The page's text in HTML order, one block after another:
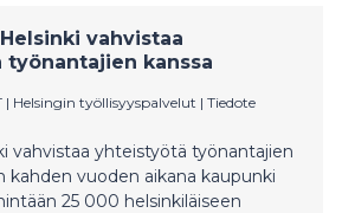
vahvistaa
kanssa
| Helsingin työllisyyspalvelut | Tiedote
vahvistaa yhteistyötä työnantajien
kahden vuoden aikana kaupunki
25 000 helsinkiläiseen